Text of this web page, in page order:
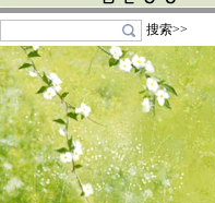
搜索>>